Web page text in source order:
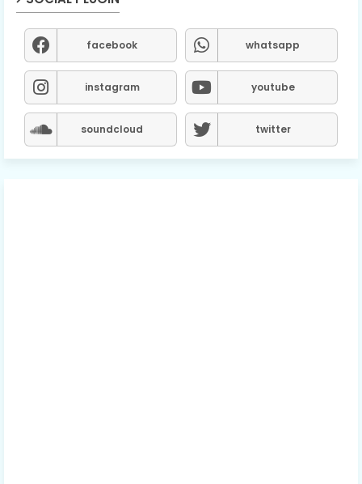
facebook whatsapp
instagram youtube
soundcloud twitter